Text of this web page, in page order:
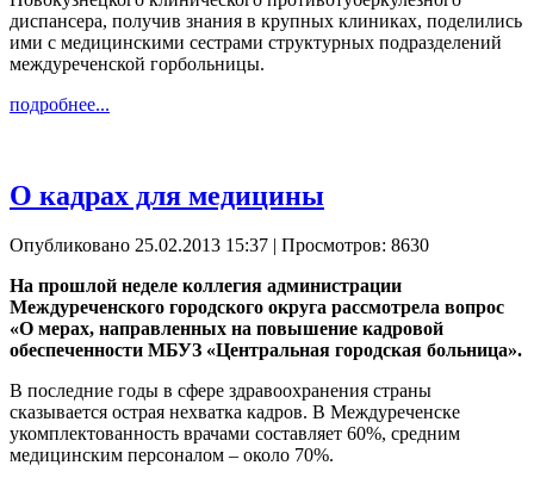
диспансера, получив знания в крупных клиниках, поделились
ими с медицинскими сестрами структурных подразделений
междуреченской горбольницы.
подробнее...
О кадрах для медицины
Опубликовано 25.02.2013 15:37 | Просмотров: 8630
На прошлой неделе коллегия администрации
Междуреченского городского округа рассмотрела вопрос
«О мерах, направленных на повышение кадровой
обеспеченности МБУЗ «Центральная городская больница».
В последние годы в сфере здравоохранения страны
сказывается острая нехватка кадров. В Междуреченске
укомплектованность врачами составляет 60%, средним
медицинским персоналом – около 70%.